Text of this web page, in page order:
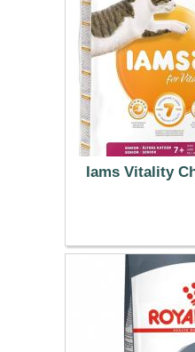
Iams Vitality